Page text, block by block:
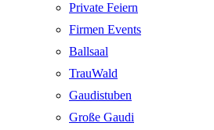
Private Feiern
Firmen Events
Ballsaal
TrauWald
Gaudistuben
Große Gaudi